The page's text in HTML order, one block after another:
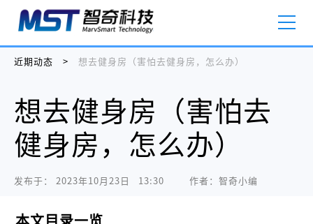
近期动态 > 想去健身房（害怕去健身房，怎么办）
想去健身房（害怕去
健身房，怎么办）
发布于： 2023年10月23日   13:30 作者：智奇小编
本文目录一览